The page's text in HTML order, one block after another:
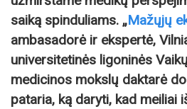
saiką spinduliams. „Mažųjų
ambasadorė ir ekspertė,
universitetinės ligoninės
medicinos mokslų daktarė
pataria, ką daryti, kad meiliai